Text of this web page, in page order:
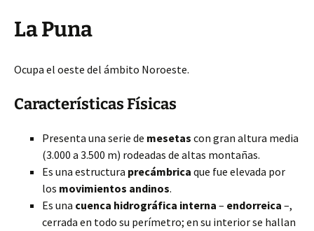
La Puna
Ocupa el oeste del ámbito Noroeste.
Características Físicas
Presenta una serie de mesetas con gran altura media
(3.000 a 3.500 m) rodeadas de altas montañas.
Es una estructura precámbrica que fue elevada por
los movimientos andinos.
Es una cuenca hidrográfica interna – endorreica –,
cerrada en todo su perímetro; en su interior se hallan